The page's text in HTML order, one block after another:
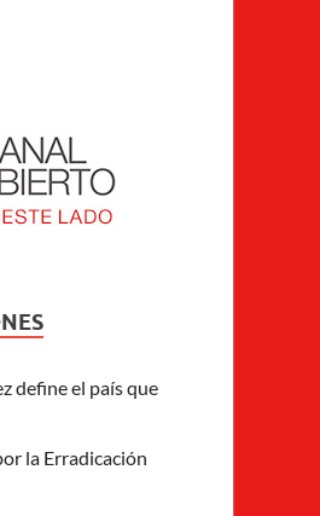
define el país que
la Erradicación